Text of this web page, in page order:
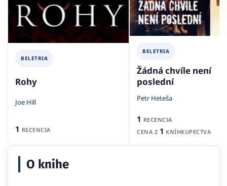
BELETRIA
Rohy
Joe Hill
1 RECENCIA
BELETRIA
Žádná chvíle není
poslední
Petr Heteša
1 RECENCIA
CENA Z 1 KNÍHKUPECTVA
O knihe